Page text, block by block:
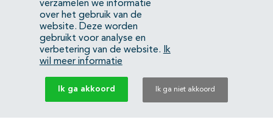
info@richtlijnendatabase.nl
YouTubeLinkedIn
KvK Federatie Medisch Specialisten:40483480
Privacyverklaring
verzamelen we informatie
over het gebruik van de
website. Deze worden
gebruikt voor analyse en
verbetering van de website.
Ik
wil meer informatie
Ik ga akkoord Ik ga niet akkoord